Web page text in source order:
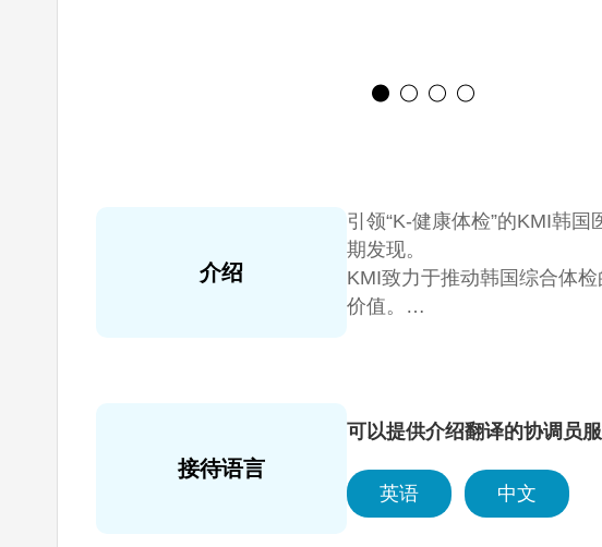
介绍
引领“K-健康体检”的KMI韩
期发现。
KMI致力于推动韩国综合体
价值。
KMI不仅限于为外籍患者提
接待语言
可以提供介绍翻译的协调员服
英语 中文